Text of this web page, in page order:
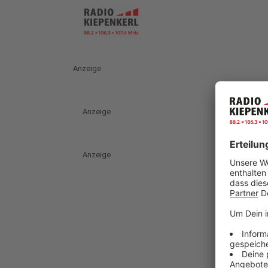
Anzeige
Anzeige
Anzeige